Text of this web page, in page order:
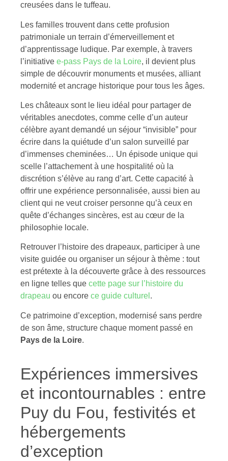
creusées dans le tuffeau.
Les familles trouvent dans cette profusion
patrimoniale un terrain d’émerveillement et
d’apprentissage ludique. Par exemple, à travers
l’initiative e-pass Pays de la Loire, il devient plus
simple de découvrir monuments et musées, alliant
modernité et ancrage historique pour tous les âges.
Les châteaux sont le lieu idéal pour partager de
véritables anecdotes, comme celle d’un auteur
célèbre ayant demandé un séjour “invisible” pour
écrire dans la quiétude d’un salon surveillé par
d’immenses cheminées… Un épisode unique qui
scelle l’attachement à une hospitalité où la
discrétion s’élève au rang d’art. Cette capacité à
offrir une expérience personnalisée, aussi bien au
client qui ne veut croiser personne qu’à ceux en
quête d’échanges sincères, est au cœur de la
philosophie locale.
Retrouver l’histoire des drapeaux, participer à une
visite guidée ou organiser un séjour à thème : tout
est prétexte à la découverte grâce à des ressources
en ligne telles que cette page sur l’histoire du
drapeau ou encore ce guide culturel .
Ce patrimoine d’exception, modernisé sans perdre
de son âme, structure chaque moment passé en
Pays de la Loire.
Expériences immersives
et incontournables : entre
Puy du Fou, festivités et
hébergements
d’exception